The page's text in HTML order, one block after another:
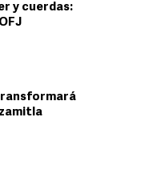
y cuerdas: